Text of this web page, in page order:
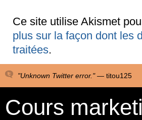
Ce site utilise Akismet
plus sur la façon dont les
traitées.
"Unknown Twitter error." — titou125
Cours